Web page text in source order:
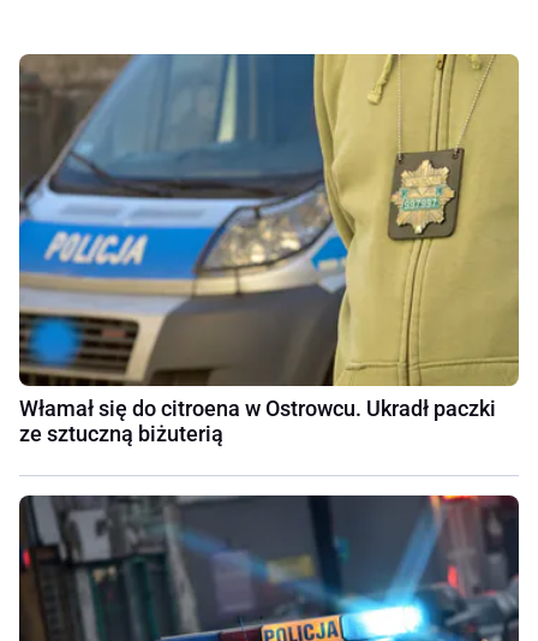
Włamał się do citroena w Ostrowcu. Ukradł paczki
ze sztuczną biżuterią